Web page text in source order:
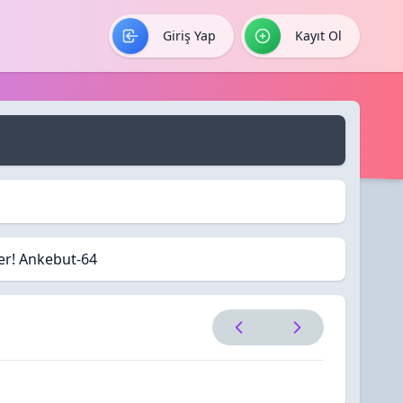
Giriş Yap Kayıt Ol
Ankebut-64